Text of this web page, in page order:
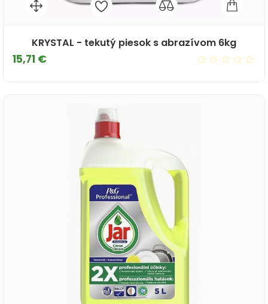
KRYSTAL - tekutý piesok s abrazívom 6kg
15,71 €Cena